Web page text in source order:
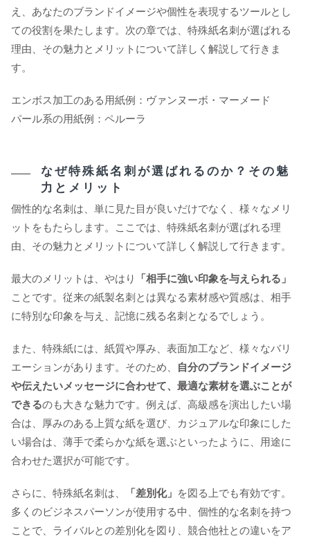
え、あなたのブランドイメージや個性を表現するツールとし
ての役割を果たします。次の章では、特殊紙名刺が選ばれる
理由、その魅力とメリットについて詳しく解説して行きま
す。
エンボス加工のある用紙例：ヴァンヌーボ・マーメード
パール系の用紙例：ペルーラ
なぜ特殊紙名刺が選ばれるのか？その魅
力とメリット
個性的な名刺は、単に見た目が良いだけでなく、様々なメリ
ットをもたらします。ここでは、特殊紙名刺が選ばれる理
由、その魅力とメリットについて詳しく解説して行きます。
最大のメリットは、やはり
「相手に強い印象を与えられる」
ことです。従来の紙製名刺とは異なる素材感や質感は、相手
に特別な印象を与え、記憶に残る名刺となるでしょう。
また、特殊紙には、紙質や厚み、表面加工など、様々なバリ
エーションがあります。そのため、
自分のブランドイメージ
や伝えたいメッセージに合わせて、最適な素材を選ぶことが
できるのも大きな魅力です。例えば、高級感を演出したい場
合は、厚みのある上質な紙を選び、カジュアルな印象にした
い場合は、薄手で柔らかな紙を選ぶといったように、用途に
合わせた選択が可能です。
さらに、特殊紙名刺は、 「差別化」
を図る上でも有効です。
多くのビジネスパーソンが使用する中、個性的な名刺を持つ
ことで、ライバルとの差別化を図り、競合他社との違いをア